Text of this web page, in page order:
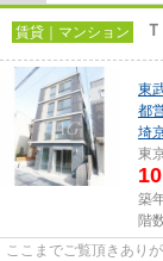
賃貸｜マンション
東
都
埼
東
築
階
ここまでご覧頂きあり